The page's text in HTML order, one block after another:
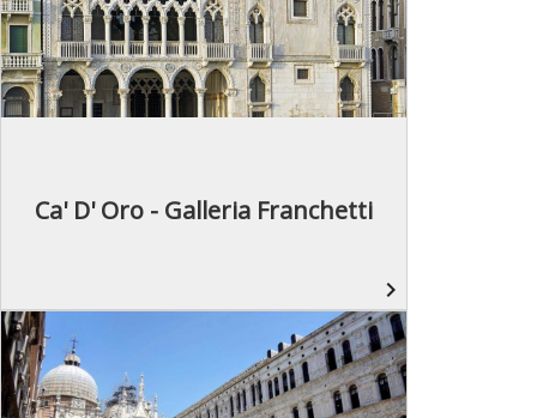
Ca' D' Oro - Galleria Franchetti
navigate_next